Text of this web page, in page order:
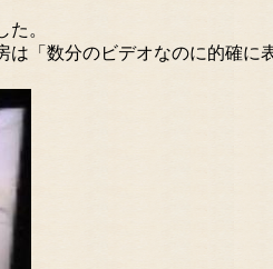
。
「数分のビデオなのに的確に